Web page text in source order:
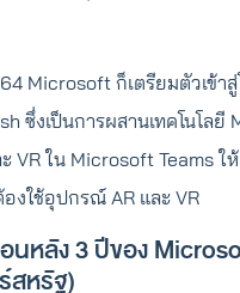
Microsoft ก็เตรียมตัวเข้าสู่
ซึ่งเป็นการผสานเทคโนโลยี
VR ใน Microsoft Teams ใ
งใช้อุปกรณ์ AR และ VR
นหลัง 3 ปีของ
สหรัฐ)